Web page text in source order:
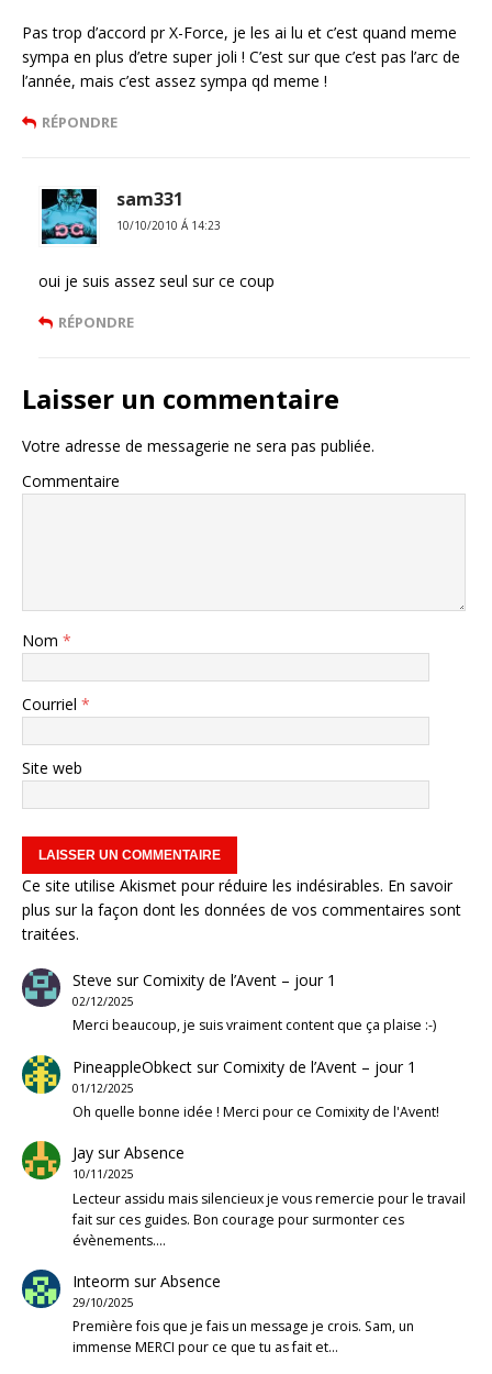
Pas trop d’accord pr X-Force, je les ai lu et c’est quand meme
sympa en plus d’etre super joli ! C’est sur que c’est pas l’arc de
l’année, mais c’est assez sympa qd meme !
RÉPONDRE
sam331
10/10/2010 Á 14:23
oui je suis assez seul sur ce coup
RÉPONDRE
Laisser un commentaire
Votre adresse de messagerie ne sera pas publiée.
Commentaire
Nom *
Courriel *
Site web
Ce site utilise Akismet pour réduire les indésirables. En savoir
plus sur la façon dont les données de vos commentaires sont
traitées.
Steve surComixity de l’Avent – jour 1
02/12/2025
Merci beaucoup, je suis vraiment content que ça plaise :-)
PineappleObkectsurComixity de l’Avent – jour 1
01/12/2025
Oh quelle bonne idée ! Merci pour ce Comixity de l'Avent!
JaysurAbsence
10/11/2025
Lecteur assidu mais silencieux je vous remercie pour le travail
fait sur ces guides. Bon courage pour surmonter ces
évènements.…
Inteorm surAbsence
29/10/2025
Première fois que je fais un message je crois. Sam, un
immense MERCI pour ce que tu as fait et…